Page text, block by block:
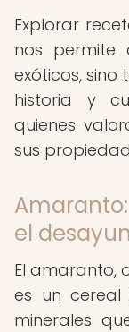
Explorar
nos permite
exóticos,
historia y
quienes
sus
el
El amaranto,
es un cereal
minerales